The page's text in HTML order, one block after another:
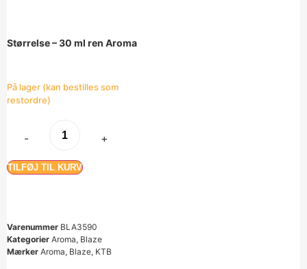
Størrelse – 30 ml ren Aroma
På lager (kan bestilles som
restordre)
- +
TILFØJ TIL KURV
Varenummer BLA3590
Kategorier Aroma, Blaze
Mærker Aroma, Blaze, KTB